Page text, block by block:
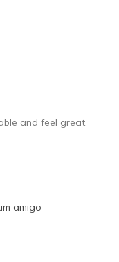
and feel great.
amigo